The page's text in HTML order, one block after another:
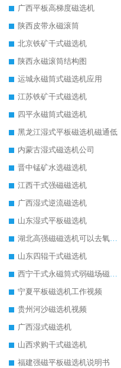
广西平板高梯度磁选机
陕西皮带永磁滚筒
北京铁矿干式磁选机
陕西永磁滚筒结构图
运城永磁筒式磁选机应用
江苏铁矿干式磁选机
四平永磁筒式磁选机
黑龙江湿式平板磁选机磁通低
内蒙古湿式磁选机公司
晋中锰矿水选磁选机
江西干式强磁磁选机
广西湿式逆流磁选机
山东湿式平板磁选机
湖北高强磁磁选机可以去氧化铝
山东四辊干式磁选机
西宁干式永磁筒式弱磁场磁选机结构图
宁夏平板磁选机工作视频
贵州河沙磁选机视频
广西湿式磁选机
山西求购干式磁选机
福建强磁平板磁选机说明书